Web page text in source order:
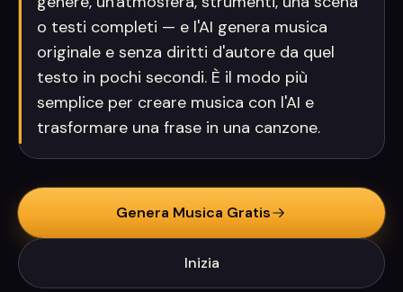
o testi completi — e l'AI genera musica
originale e senza diritti d'autore da quel
testo in pochi secondi. È il modo più
semplice per creare musica con l'AI e
trasformare una frase in una canzone.
Genera Musica Gratis
Inizia